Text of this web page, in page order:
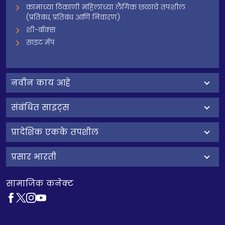
कामाच्या ठिकाणी महिलांच्या लैंगिक छळाचे तपशील
(प्रतिबंध, प्रतिबंध आणि निवारण)
शी-बॉक्स
साइट मॅप
नवीन काय आहे
संबंधित साइट्स
प्रादेशिक एकके तपशील
प्रसार भारती
सामाजिक कनेक्ट